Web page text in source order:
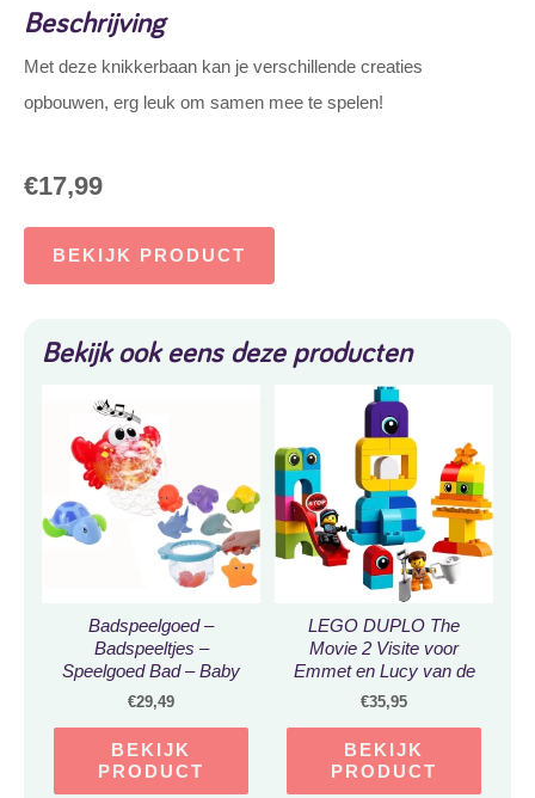
Beschrijving
Met deze knikkerbaan kan je verschillende creaties
opbouwen, erg leuk om samen mee te spelen!
€17,99
BEKIJK PRODUCT
Bekijk ook eens deze producten
Badspeelgoed –
Badspeeltjes –
Speelgoed Bad – Baby
cadeau – Peuter cadeau
0, 1, 2, 3, 4, 5 Jaar –
Krab met Bubbels en
€29,49
BEKIJK
PRODUCT
LEGO DUPLO The
Movie 2 Visite voor
Emmet en Lucy van de
DUPLO Planeet – 10895
€35,95
BEKIJK
PRODUCT